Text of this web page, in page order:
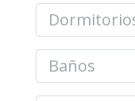
Baños